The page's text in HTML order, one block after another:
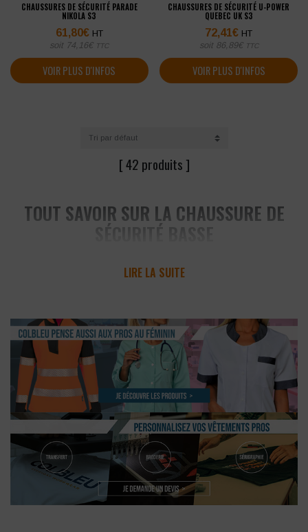
CHAUSSURES DE SÉCURITÉ PARADE
NIKOLA S3
61,80€ HT
soit 74,16€ TTC
VOIR PLUS D'INFOS
CHAUSSURES DE SÉCURITÉ U-POWER
QUEBEC UK S3
72,41€ HT
soit 86,89€ TTC
VOIR PLUS D'INFOS
[ 42 produits ]
TOUT SAVOIR SUR LA CHAUSSURE DE
Dans certains secteurs, lachaussure de sécurité basse
obligatoirement disposer de chaussures respectant les
normes d’hygiène en vigueur. Pour un maximum de confort,
lachaussure de sécurité basse est légère
afin de
permettre aux professionnels de se déplacer sans
problème.
Toutefois, la principale caractéristique de la chaussure de
sécurité est qu’elle protège le pied des risques du
quotidien : écrasement, coupure, sol glissant… Porter de
bonnes chaussures de sécurité peut donc éviter de se
blesser à cause de ces dangers.
LIRE LA SUITE